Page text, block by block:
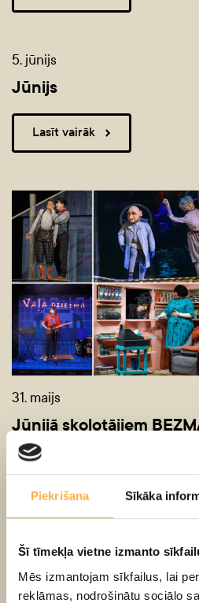
Piekrišana Sīkāka
Šī tīmekļa vietne izmanto
Mēs izmantojam sīkfailus, lai
reklāmas, nodrošinātu sociālo
5. jūnijs
Jūnijs
Lasīt vairāk
31. maijs
Jūnijā skolotājiem
izrādēm!
Lasīt vairāk